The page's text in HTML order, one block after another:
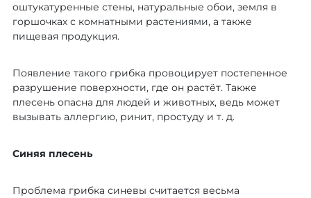
оштукатуренные стены, натуральные обои, земля в
горшочках с комнатными растениями, а также
пищевая продукция.
Появление такого грибка провоцирует постепенное
разрушение поверхности, где он растёт. Также
плесень опасна для людей и животных, ведь может
вызывать аллергию, ринит, простуду и т. д.
Синяя плесень
Проблема грибка синевы считается весьма